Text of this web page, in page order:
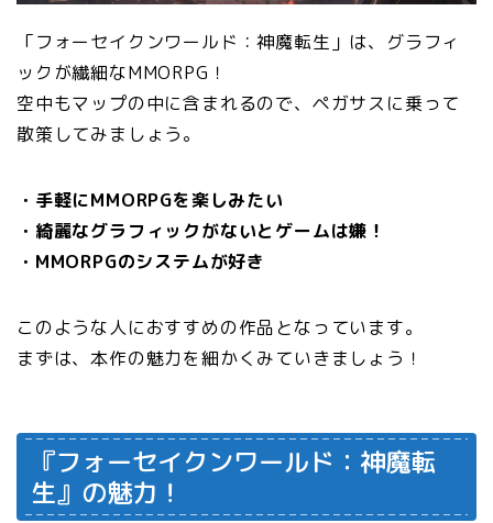
「フォーセイクンワールド：神魔転生」は、グラフィ
ックが繊細なMMORPG！
空中もマップの中に含まれるので、ペガサスに乗って
散策してみましょう。
・手軽にMMORPGを楽しみたい
・綺麗なグラフィックがないとゲームは嫌！
・MMORPGのシステムが好き
このような人におすすめの作品となっています。
まずは、本作の魅力を細かくみていきましょう！
『フォーセイクンワールド：神魔転
生』の魅力！